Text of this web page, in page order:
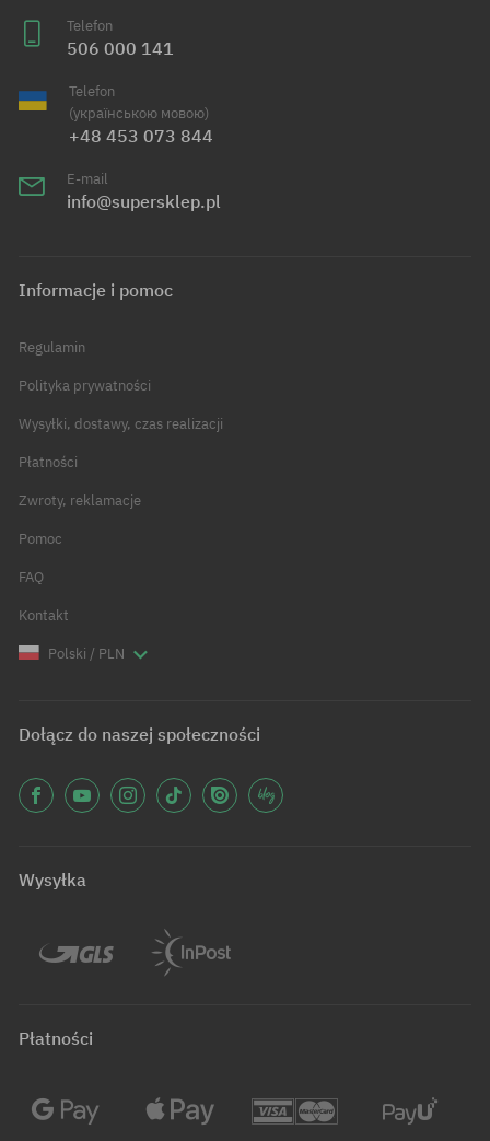
Telefon
506 000 141
Telefon
(українською мовою)
+48 453 073 844
E-mail
info@supersklep.pl
Informacje i pomoc
Regulamin
Polityka prywatności
Wysyłki, dostawy, czas realizacji
Płatności
Zwroty, reklamacje
Pomoc
FAQ
Kontakt
Polski / PLN
Dołącz do naszej społeczności
Wysyłka
Płatności